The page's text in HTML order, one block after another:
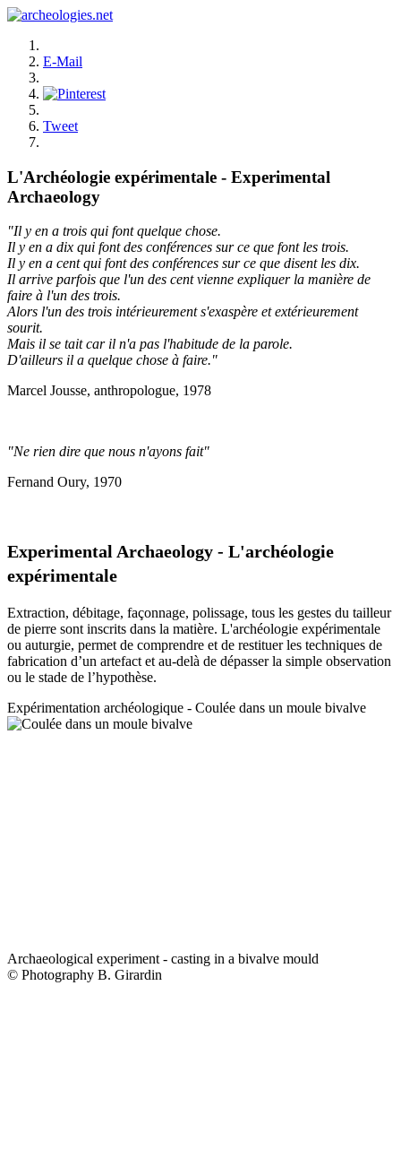
E-Mail
Tweet
L'Archéologie expérimentale - Experimental
Archaeology
"Il y en a trois qui font quelque chose.
Il y en a dix qui font des conférences sur ce que font les trois.
Il y en a cent qui font des conférences sur ce que disent les dix.
Il arrive parfois que l'un des cent vienne expliquer la manière de
faire à l'un des trois.
Alors l'un des trois intérieurement s'exaspère et extérieurement
sourit.
Mais il se tait car il n'a pas l'habitude de la parole.
D'ailleurs il a quelque chose à faire."
Marcel Jousse, anthropologue, 1978
"Ne rien dire que nous n'ayons fait"
Fernand Oury, 1970
Experimental Archaeology - L'archéologie
expérimentale
Extraction, débitage, façonnage, polissage, tous les gestes du tailleur
de pierre sont inscrits dans la matière. L'archéologie expérimentale
ou auturgie, permet de comprendre et de restituer les techniques de
fabrication d’un artefact et au-delà de dépasser la simple observation
ou le stade de l’hypothèse.
Expérimentation archéologique - Coulée dans un moule bivalve
Archaeological experiment - casting in a bivalve mould
© Photography B. Girardin